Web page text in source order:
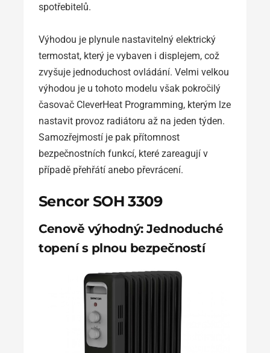
spotřebitelů.
Výhodou je plynule nastavitelný elektrický
termostat, který je vybaven i displejem, což
zvyšuje jednoduchost ovládání. Velmi velkou
výhodou je u tohoto modelu však pokročilý
časovač CleverHeat Programming, kterým lze
nastavit provoz radiátoru až na jeden týden.
Samozřejmostí je pak přítomnost
bezpečnostních funkcí, které zareagují v
případě přehřátí anebo převrácení.
Sencor SOH 3309
Cenově výhodný: Jednoduché
topení s plnou bezpečností